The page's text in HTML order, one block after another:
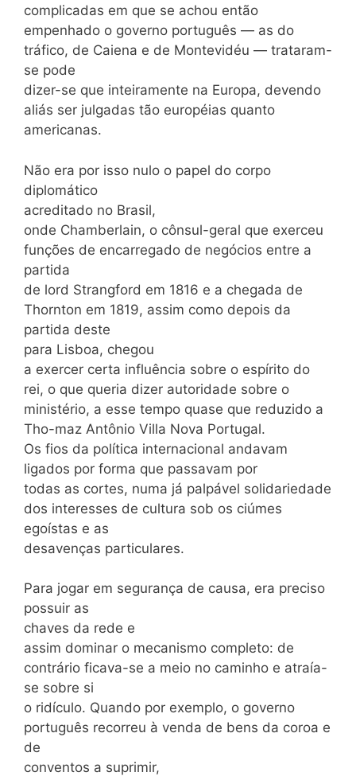
complicadas em que se achou então
empenhado o governo português — as do
tráfico, de Caiena e de Montevidéu — trataram-
se pode
dizer-se que inteiramente na Europa, devendo
aliás ser julgadas tão européias quanto
americanas.
Não era por isso nulo o papel do corpo
diplomático
acreditado no Brasil,
onde Chamberlain, o cônsul-geral que exerceu
funções de encarregado de negócios entre a
partida
de lord Strangford em 1816 e a chegada de
Thornton em 1819, assim como depois da
partida deste
para Lisboa, chegou
a exercer certa influência sobre o espírito do
rei, o que queria dizer autoridade sobre o
ministério, a esse tempo quase que reduzido a
Tho-maz Antônio Villa Nova Portugal.
Os fios da política internacional andavam
ligados por forma que passavam por
todas as cortes, numa já palpável solidariedade
dos interesses de cultura sob os ciúmes
egoístas e as
desavenças particulares.
Para jogar em segurança de causa, era preciso
possuir as
chaves da rede e
assim dominar o mecanismo completo: de
contrário ficava-se a meio no caminho e atraía-
se sobre si
o ridículo. Quando por exemplo, o governo
português recorreu à venda de bens da coroa e
de
conventos a suprimir,